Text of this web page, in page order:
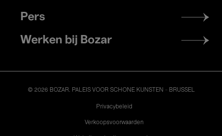
Pers
Werken bij Bozar
© 2026 BOZAR. PALEIS VOOR SCHONE KUNSTEN - BRUSSEL
Privacybeleid
Verkoopsvoorwaarden